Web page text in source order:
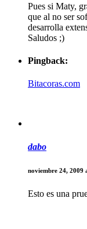
Pues si Maty,
que al no ser
desarrolla
Saludos ;)
Pingback:
Bitacoras.com
dabo
noviembre 24, 2009
Esto es una